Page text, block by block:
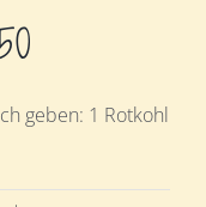
geben: 1 Rotkohl